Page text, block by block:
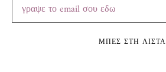
ΜΠΕΣ ΣΤΗ ΛΙΣΤΑ